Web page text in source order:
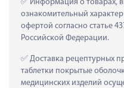
Информация о товарах,
ознакомительный
офертой согласно статье
Российской Федерации.
Доставка рецептурных
таблетки покрытые
медицинских изделий